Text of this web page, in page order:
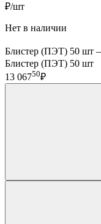
₽/шт
Нет в наличии
Блистер (ПЭТ) 50 шт
Блистер (ПЭТ) 50 шт
13 06750₽